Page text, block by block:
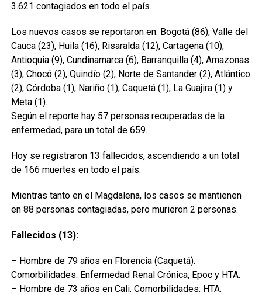
3.621 contagiados en todo el país.
Los nuevos casos se reportaron en: Bogotá (86), Valle del
Cauca (23), Huila (16), Risaralda (12), Cartagena (10),
Antioquia (9), Cundinamarca (6), Barranquilla (4), Amazonas
(3), Chocó (2), Quindío (2), Norte de Santander (2), Atlántico
(2), Córdoba (1), Nariño (1), Caquetá (1), La Guajira (1) y
Meta (1).
Según el reporte hay 57 personas recuperadas de la
enfermedad, para un total de 659.
Hoy se registraron 13 fallecidos, ascendiendo a un total
de 166 muertes en todo el país.
Mientras tanto en el Magdalena, los casos se mantienen
en 88 personas contagiadas, pero murieron 2 personas.
Fallecidos (13):
– Hombre de 79 años en Florencia (Caquetá).
Comorbilidades: Enfermedad Renal Crónica, Epoc y HTA.
– Hombre de 73 años en Cali. Comorbilidades: HTA.